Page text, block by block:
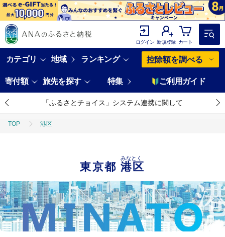
ログイン 新規登録 カート
カテゴリ 地域 ランキング 控除額を調べる
寄付額 旅先を探す 特集 ご利用ガイド
「ふるさとチョイス」システム連携に関して
TOP 港区
東京都港区
みなとく